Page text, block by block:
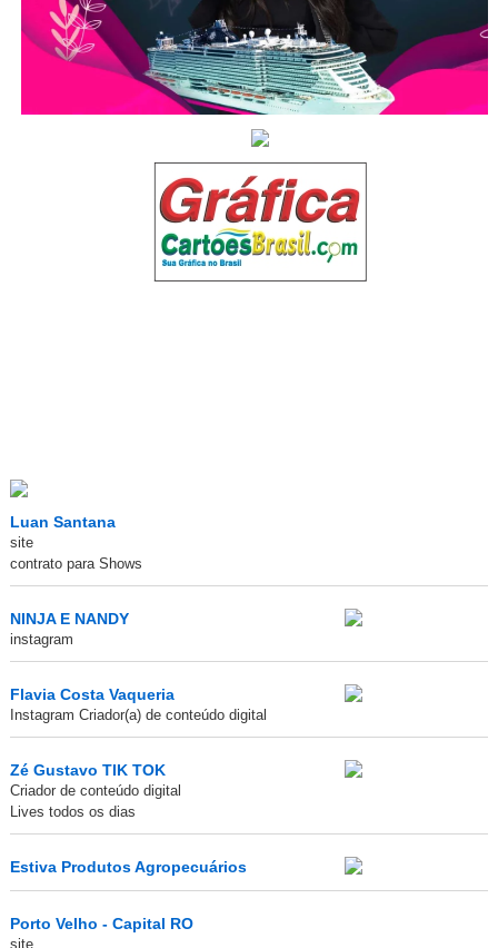
Luan Santana
site
contrato para Shows
NINJA E NANDY
instagram
Flavia Costa Vaqueria
Instagram Criador(a) de conteúdo digital
Zé Gustavo TIK TOK
Criador de conteúdo digital
Lives todos os dias
Estiva Produtos Agropecuários
Porto Velho - Capital RO
site